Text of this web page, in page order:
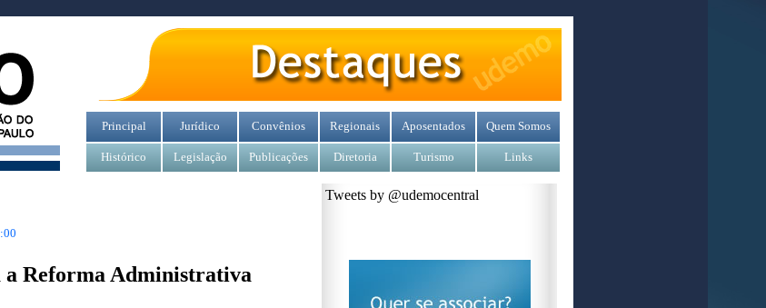
Principal Jurídico Convênios Regionais Aposentados Quem Somos
Histórico Legislação Publicações Diretoria Turismo Links
a Reforma Administrativa
Tweets by @udemocentral